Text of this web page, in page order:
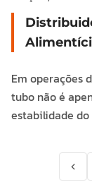
Em operações
tubo não é
estabilidade